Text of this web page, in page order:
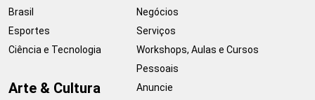
Brasil
Esportes
Ciência e Tecnologia
Arte & Cultura
Negócios
Serviços
Workshops, Aulas e Cursos
Pessoais
Anuncie